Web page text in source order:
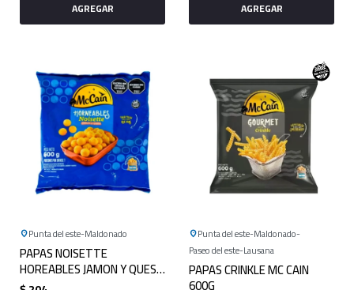
Punta del este Maldonado
PAPAS NOISETTE
HOREABLES JAMON Y QUESO
MC CAIN 600G
Punta del este Maldonado
Paseo del este Lausana
PAPAS CRINKLE MC CAIN